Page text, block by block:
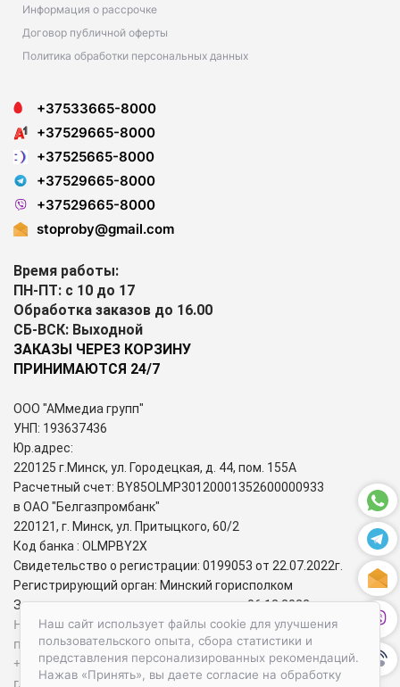
Наш сайт использует файлы cookie для улучшения
пользовательского опыта, сбора статистики и
представления персонализированных рекомендаций.
Нажав «Принять», вы даете согласие на обработку
Информация о рассрочке
Договор публичной оферты
Политика обработки персональных данных
+37533665-8000
+37529665-8000
+37525665-8000
+37529665-8000
+37529665-8000
stoproby@gmail.com
Время работы:
ПН-ПТ: с 10 до 17
Обработка заказов до 16.00
СБ-ВСК: Выходной
ЗАКАЗЫ ЧЕРЕЗ КОРЗИНУ
ПРИНИМАЮТСЯ 24/7
ООО "АМмедиа групп"
УНП: 193637436
Юр.адрес:
220125 г.Минск, ул. Городецкая, д. 44, пом. 155А
Расчетный счет: BY85OLMP30120001352600000933
в ОАО "Белгазпромбанк"
220121, г. Минск, ул. Притыцкого, 60/2
Код банка : OLMPBY2X
Свидетельство о регистрации: 0199053 от 22.07.2022г.
Регистрирующий орган: Минский горисполком
Зарегистрирован в торговом реестре: 06.12.2022г.
Номера городских телефонов уполномоченных по защите
прав потребителей:
+37517-284-39-34 – администрация Первомайского района
г. Минска;